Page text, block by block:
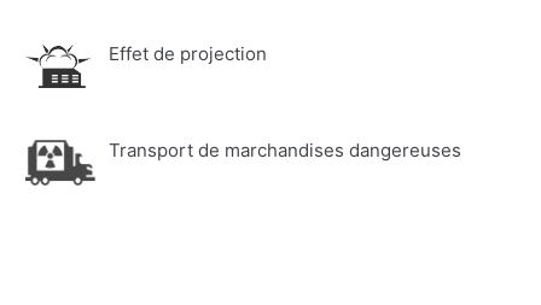
Effet de projection
Transport de marchandises dangereuses